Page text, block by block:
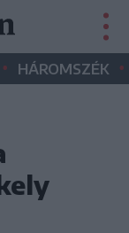
• HÁROMSZÉK •